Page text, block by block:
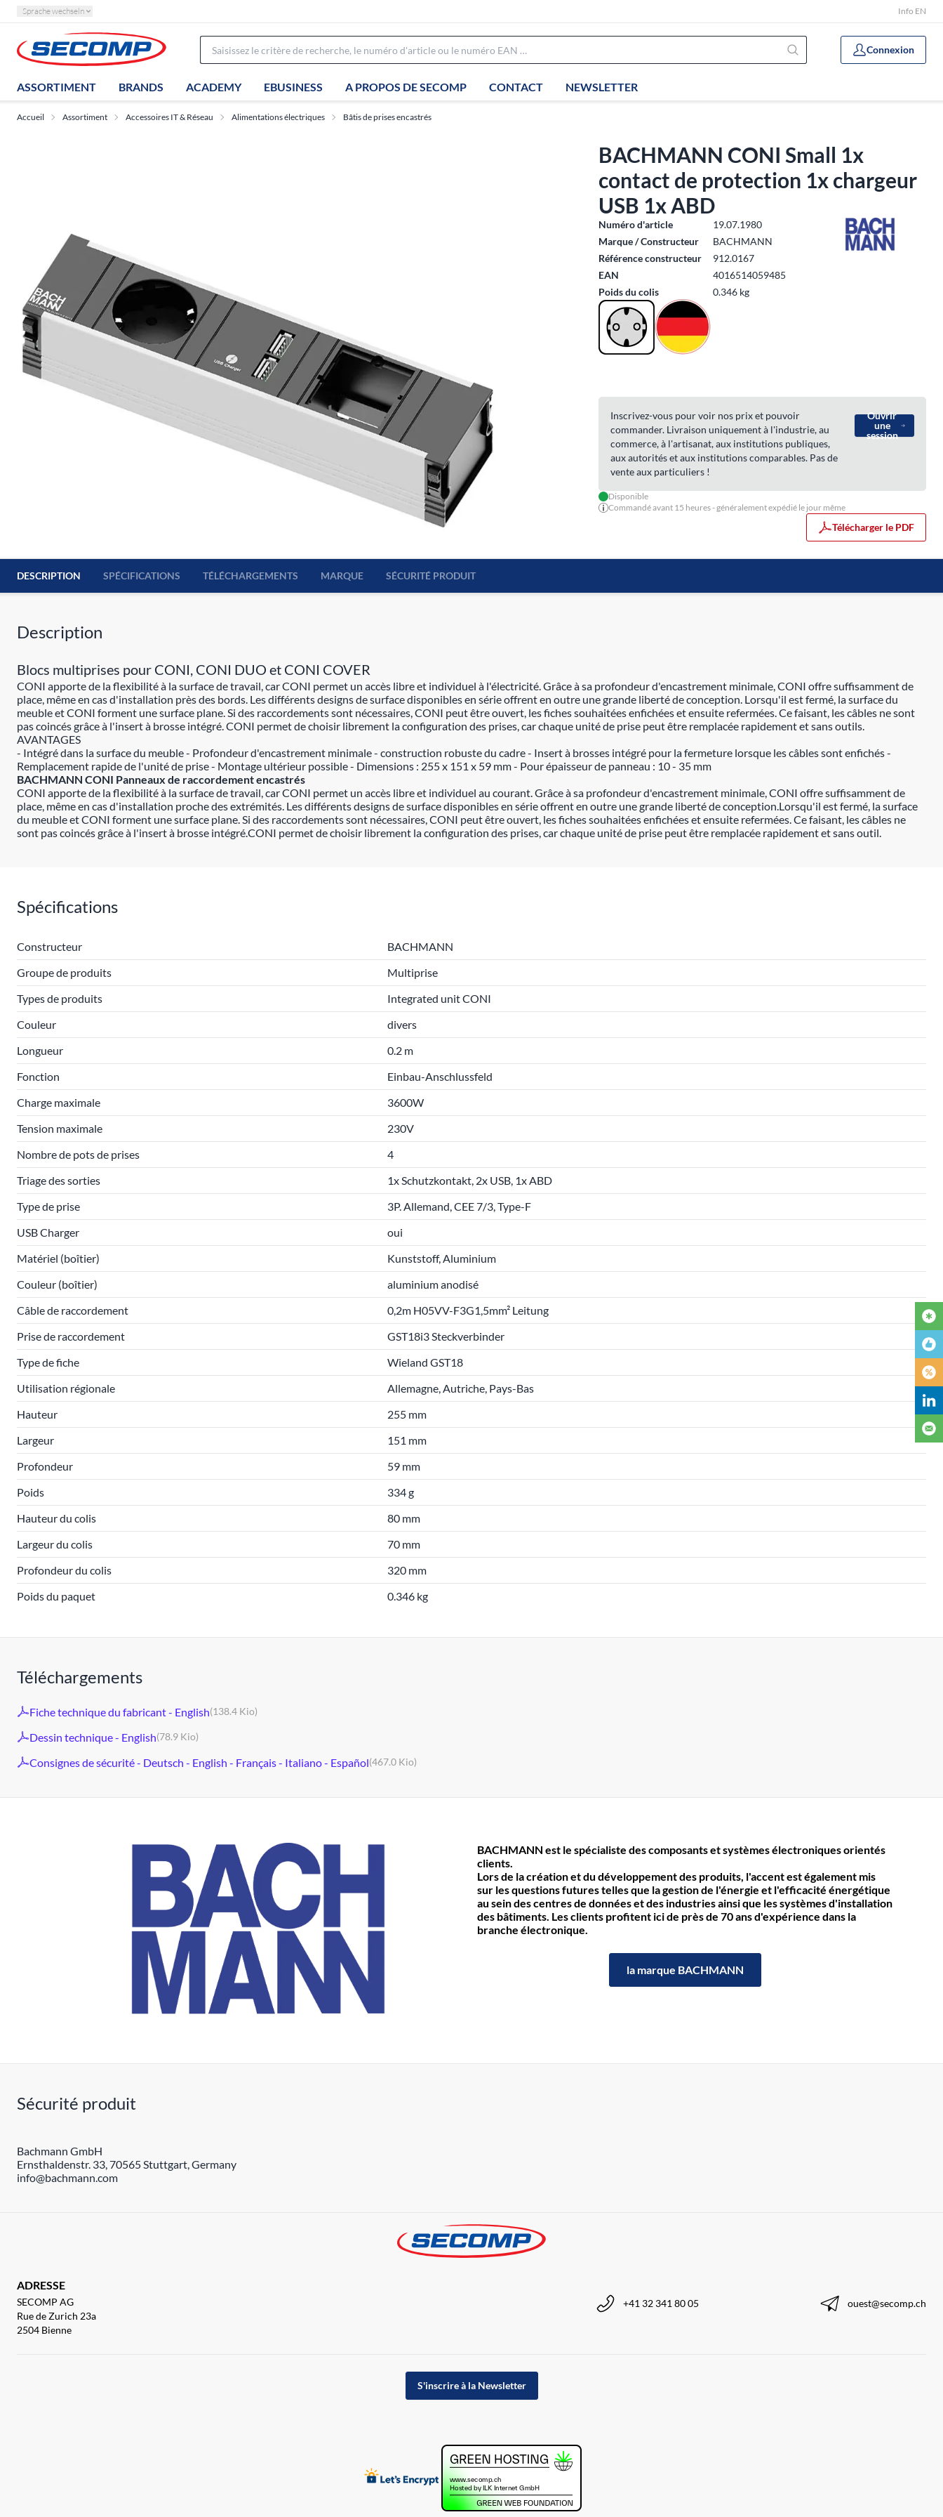
Sprache wechseln Info EN
Connexion
ASSORTIMENT BRANDS ACADEMY EBUSINESS A PROPOS DE SECOMP CONTACT NEWSLETTER
Accueil Assortiment Accessoires IT & Réseau Alimentations électriques Bâtis de prises encastrés
BACHMANN CONI Small 1x
contact de protection 1x chargeur
USB 1x ABD
Numéro d'article
19.07.1980
Marque / Constructeur
BACHMANN
Référence constructeur
912.0167
EAN
4016514059485
Poids du colis
0.346 kg
Inscrivez-vous pour voir nos prix et pouvoir
commander. Livraison uniquement à l'industrie, au
commerce, à l'artisanat, aux institutions publiques,
aux autorités et aux institutions comparables. Pas de
vente aux particuliers !
Ouvrir
une
session
Disponible
Commandé avant 15 heures - généralement expédié le jour même
Télécharger le PDF
DESCRIPTION SPÉCIFICATIONS TÉLÉCHARGEMENTS MARQUE SÉCURITÉ PRODUIT
Description
Blocs multiprises pour CONI, CONI DUO et CONI COVER
CONI apporte de la flexibilité à la surface de travail, car CONI permet un accès libre et individuel à l'électricité. Grâce à sa profondeur d'encastrement minimale, CONI offre suffisamment de
place, même en cas d'installation près des bords. Les différents designs de surface disponibles en série offrent en outre une grande liberté de conception. Lorsqu'il est fermé, la surface du
meuble et CONI forment une surface plane. Si des raccordements sont nécessaires, CONI peut être ouvert, les fiches souhaitées enfichées et ensuite refermées. Ce faisant, les câbles ne sont
pas coincés grâce à l'insert à brosse intégré. CONI permet de choisir librement la configuration des prises, car chaque unité de prise peut être remplacée rapidement et sans outils.
AVANTAGES
- Intégré dans la surface du meuble - Profondeur d'encastrement minimale - construction robuste du cadre - Insert à brosses intégré pour la fermeture lorsque les câbles sont enfichés -
Remplacement rapide de l'unité de prise - Montage ultérieur possible - Dimensions : 255 x 151 x 59 mm - Pour épaisseur de panneau : 10 - 35 mm
BACHMANN CONI Panneaux de raccordement encastrés
CONI apporte de la flexibilité à la surface de travail, car CONI permet un accès libre et individuel au courant. Grâce à sa profondeur d'encastrement minimale, CONI offre suffisamment de
place, même en cas d'installation proche des extrémités. Les différents designs de surface disponibles en série offrent en outre une grande liberté de conception.Lorsqu'il est fermé, la surface
du meuble et CONI forment une surface plane. Si des raccordements sont nécessaires, CONI peut être ouvert, les fiches souhaitées enfichées et ensuite refermées. Ce faisant, les câbles ne
sont pas coincés grâce à l'insert à brosse intégré.CONI permet de choisir librement la configuration des prises, car chaque unité de prise peut être remplacée rapidement et sans outil.
Spécifications
Constructeur
BACHMANN
Groupe de produits
Multiprise
Types de produits
Integrated unit CONI
Couleur
divers
Longueur
0.2 m
Fonction
Einbau-Anschlussfeld
Charge maximale
3600W
Tension maximale
230V
Nombre de pots de prises
4
Triage des sorties
1x Schutzkontakt, 2x USB, 1x ABD
Type de prise
3P. Allemand, CEE 7/3, Type-F
USB Charger
oui
Matériel (boîtier)
Kunststoff, Aluminium
Couleur (boîtier)
aluminium anodisé
Câble de raccordement
0,2m H05VV-F3G1,5mm² Leitung
Prise de raccordement
GST18i3 Steckverbinder
Type de fiche
Wieland GST18
Utilisation régionale
Allemagne, Autriche, Pays-Bas
Hauteur
255 mm
Largeur
151 mm
Profondeur
59 mm
Poids
334 g
Hauteur du colis
80 mm
Largeur du colis
70 mm
Profondeur du colis
320 mm
Poids du paquet
0.346 kg
Téléchargements
Fiche technique du fabricant - English(138.4 Kio)
Dessin technique - English(78.9 Kio)
Consignes de sécurité - Deutsch - English - Français - Italiano - Español(467.0 Kio)
BACHMANN est le spécialiste des composants et systèmes électroniques orientés
clients.
Lors de la création et du développement des produits, l'accent est également mis
sur les questions futures telles que la gestion de l'énergie et l'efficacité énergétique
au sein des centres de données et des industries ainsi que les systèmes d'installation
des bâtiments. Les clients profitent ici de près de 70 ans d'expérience dans la
branche électronique.
la marque BACHMANN
Sécurité produit
Bachmann GmbH
Ernsthaldenstr. 33, 70565 Stuttgart, Germany
info@bachmann.com
ADRESSE
SECOMP AG
Rue de Zurich 23a
2504 Bienne
+41 32 341 80 05 ouest@secomp.ch
S'inscrire à la Newsletter